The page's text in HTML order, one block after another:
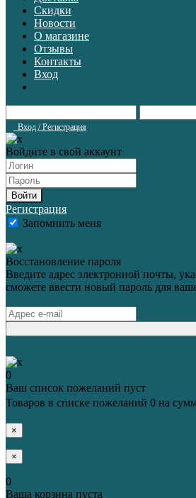
Скидки
Новости
О магазине
Отзывы
Контакты
Вход
Вход / Регистрация
Войдите в свой аккаунт
Войти
Регистрация
Запомнить меня
Восстановление пароля
Введите адрес электронной почты,
сможете ввести новый пароль для
0
Ваш список пожеланий пуст
Товаров в списке пожеланий 0 на
×
×
0
Ваша корзина пуста